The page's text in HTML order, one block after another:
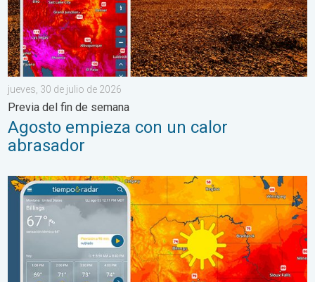
jueves, 30 de julio de 2026
Previa del fin de semana
Agosto empieza con un calor
abrasador
Regresa el fresco al norte de las Montañas Rocosas. Un